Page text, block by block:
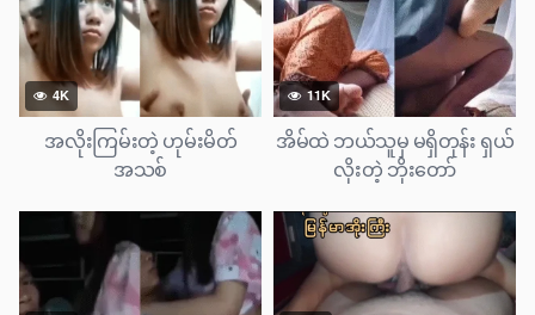
4K
အလိုးကြမ်းတဲ့ ဟုမ်းမိတ်
အသစ်
11K
အိမ်ထဲ ဘယ်သူမှ မရှိတုန်း ရှယ်
လိုးတဲ့ ဘိုးတော်